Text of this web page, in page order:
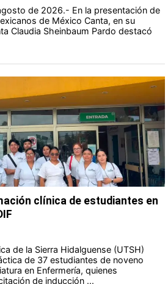
de 2026.- En la presentación de
de México Canta, en su
Claudia Sheinbaum Pardo destacó
clínica de estudiantes en
de la Sierra Hidalguense (UTSH)
de 37 estudiantes de noveno
en Enfermería, quienes
de inducción ...